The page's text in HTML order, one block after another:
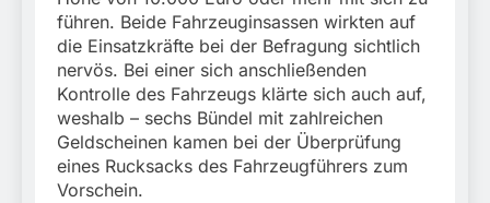
führen. Beide Fahrzeuginsassen wirkten auf
die Einsatzkräfte bei der Befragung sichtlich
nervös. Bei einer sich anschließenden
Kontrolle des Fahrzeugs klärte sich auch auf,
weshalb – sechs Bündel mit zahlreichen
Geldscheinen kamen bei der Überprüfung
eines Rucksacks des Fahrzeugführers zum
Vorschein.